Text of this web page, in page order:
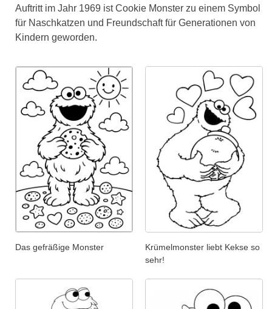
Auftritt im Jahr 1969 ist Cookie Monster zu einem Symbol
für Naschkatzen und Freundschaft für Generationen von
Kindern geworden.
Das gefräßige Monster
Krümelmonster liebt Kekse so
sehr!